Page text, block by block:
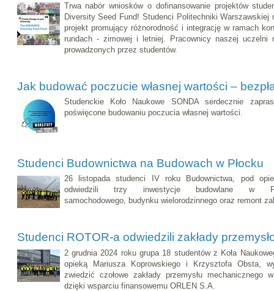
Trwa nabór wniosków o dofinansowanie projektów
Diversity Seed Fund! Studenci Politechniki
projekt promujący różnorodność i integrację w ramach
rundach - zimowej i letniej. Pracownicy naszej uczelni
prowadzonych przez studentów.
Jak budować poczucie własnej wartości –
Studenckie Koło Naukowe SONDA serdecznie
poświęcone budowaniu poczucia własnej wartości.
Studenci Budownictwa na Budowach w Płocku
26 listopada studenci IV roku Budownictwa, pod
odwiedzili trzy inwestycje budowlane w
samochodowego, budynku wielorodzinnego oraz remont
Studenci ROTOR-a odwiedzili zakłady
2 grudnia 2024 roku grupa 18 studentów z Koła
opieką Mariusza Koprowskiego i Krzysztofa Obsta,
zwiedzić czołowe zakłady przemysłu mechanicznego
dzięki wsparciu finansowemu ORLEN S.A.